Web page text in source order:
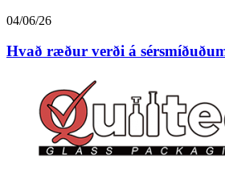
04/06/26
Hvað ræður verði á